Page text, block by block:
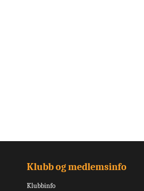
Klubb og medlemsinfo
Klubbinfo